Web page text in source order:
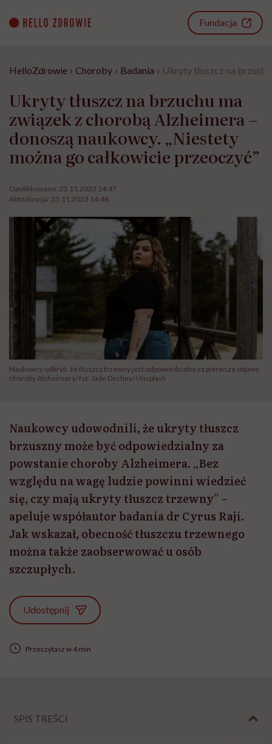
content
Fundacja
HelloZdrowie › Choroby › Badania › Ukryty tłuszcz na
Ukryty tłuszcz na brzuchu ma
związek z chorobą Alzheimera –
donoszą naukowcy. „Niestety
można go całkowicie przeoczyć”
Opublikowano: 23.11.2023 14:47
Aktualizacja: 23.11.2023 14:48
Naukowcy odkryli, że tłuszcz trzewny jest odpowiedzialny za pierwsze objawy
choroby Alzheimera/ fot. Jade Destiny/ Unsplash
Naukowcy udowodnili, że ukryty tłuszcz
brzuszny może być odpowiedzialny za
powstanie choroby Alzheimera. „Bez
względu na wagę ludzie powinni wiedzieć
się, czy mają ukryty tłuszcz trzewny” –
apeluje współautor badania dr Cyrus Raji.
Jak wskazał, obecność tłuszczu trzewnego
można także zaobserwować u osób
szczupłych.
Udostępnij
Przeczytasz w 4 min
SPIS TREŚCI